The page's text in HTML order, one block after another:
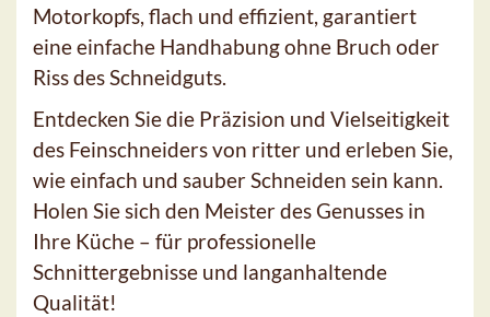
Motorkopfs, flach und effizient, garantiert
eine einfache Handhabung ohne Bruch oder
Riss des Schneidguts.
Entdecken Sie die Präzision und Vielseitigkeit
des Feinschneiders von ritter und erleben Sie,
wie einfach und sauber Schneiden sein kann.
Holen Sie sich den Meister des Genusses in
Ihre Küche – für professionelle
Schnittergebnisse und langanhaltende
Qualität!